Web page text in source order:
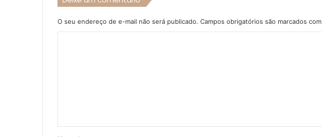
O seu endereço de e-mail não será publicado. Campos obrigatórios são marcados com
á